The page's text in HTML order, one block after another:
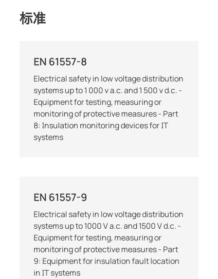
标准
EN 61557-8
Electrical safety in low voltage distribution
systems up to 1 000 v a.c. and 1 500 v d.c. -
Equipment for testing, measuring or
monitoring of protective measures - Part
8: Insulation monitoring devices for IT
systems
EN 61557-9
Electrical safety in low voltage distribution
systems up to 1000 V a.c. and 1500 V d.c. -
Equipment for testing, measuring or
monitoring of protective measures - Part
9: Equipment for insulation fault location
in IT systems